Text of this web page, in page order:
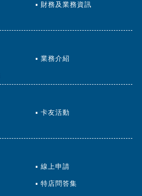
財務及業務資訊
業務介紹
卡友活動
線上申請
特店問答集